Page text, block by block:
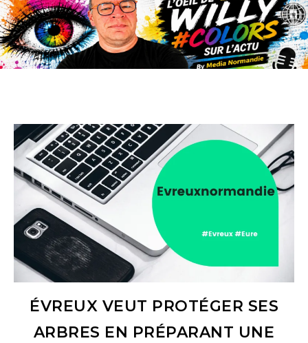
ÉVREUX VEUT PROTÉGER SES
ARBRES EN PRÉPARANT UNE